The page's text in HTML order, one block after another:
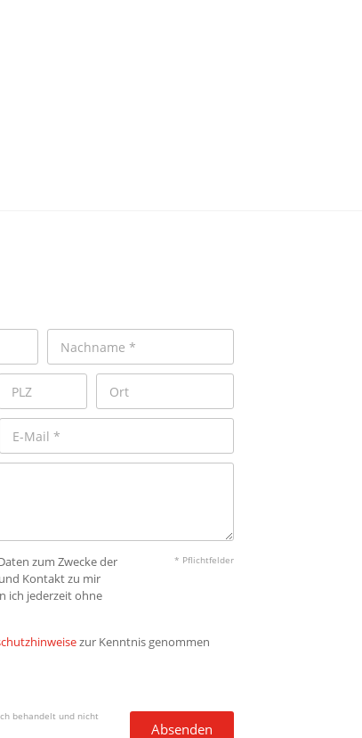
zum Zwecke der
Kontakt zu mir
ich jederzeit ohne
* Pflichtfelder
zur Kenntnis genommen
behandelt und nicht
Absenden